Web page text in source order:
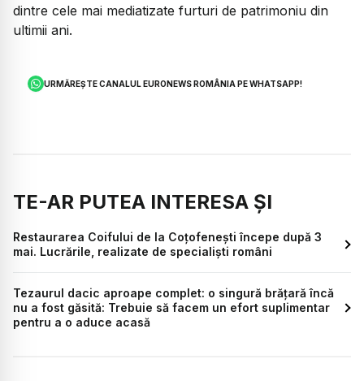
dintre cele mai mediatizate furturi de patrimoniu din
ultimii ani.
URMĂREȘTE CANALUL EURONEWS ROMÂNIA PE WHATSAPP!
TE-AR PUTEA INTERESA ȘI
Restaurarea Coifului de la Coțofenești începe după 3
mai. Lucrările, realizate de specialiști români
Tezaurul dacic aproape complet: o singură brățară încă
nu a fost găsită: Trebuie să facem un efort suplimentar
pentru a o aduce acasă